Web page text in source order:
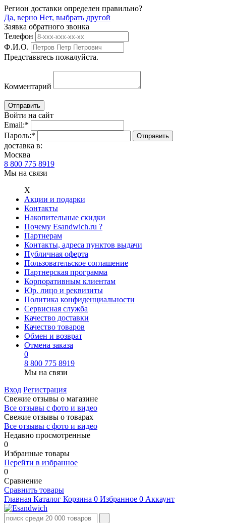
Регион доставки определен правильно?
Да, верно Нет, выбрать другой
Заявка обратного звонка
Телефон
Ф.И.О.
Представьтесь пожалуйста.
Комментарий
Войти на сайт
Email:*
Пароль:*
доставка в:
Москва
8 800 775 8919
Мы на связи
Х
Акции и подарки
Контакты
Накопительные скидки
Почему Esandwich.ru ?
Партнерам
Контакты, адреса пунктов выдачи
Публичная оферта
Пользовательское соглашение
Партнерская программа
Корпоративным клиентам
Юр. лицо и реквизиты
Политика конфиденциальности
Сервисная служба
Качество доставки
Качество товаров
Обмен и возврат
Отмена заказа
0
8 800 775 8919
Мы на связи
Вход Регистрация
Свежие отзывы о магазине
Все отзывы с фото и видео
Свежие отзывы о товарах
Все отзывы c фото и видео
Недавно просмотренные
0
Избранные товары
Перейти в избранное
0
Сравнение
Сравнить товары
Главная Каталог Корзина 0 Избранное 0 Аккаунт